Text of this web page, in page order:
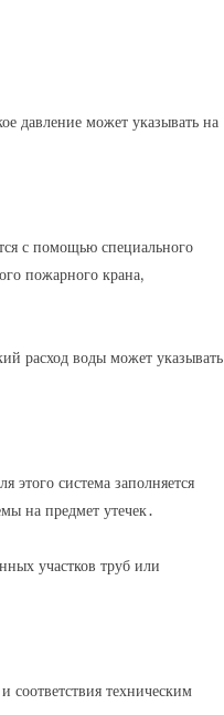
давление может указывать на
с помощью специального
пожарного крана,
расход воды может указывать
этого система заполняется
на предмет утечек․
участков труб или
соответствия техническим